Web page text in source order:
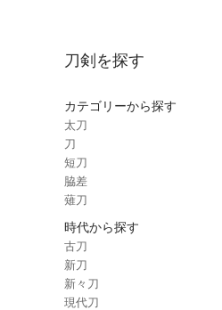
刀剣を探す
カテゴリーから探す
太刀
刀
短刀
脇差
薙刀
時代から探す
古刀
新刀
新々刀
現代刀